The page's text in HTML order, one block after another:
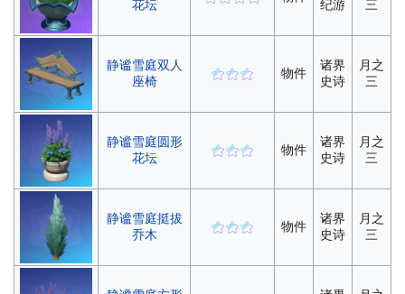
花坛 纪游 三
静谧雪庭双人
座椅
物件
诸界
史诗
月之
三
静谧雪庭圆形
花坛
物件
诸界
史诗
月之
三
静谧雪庭挺拔
乔木
物件
诸界
史诗
月之
三